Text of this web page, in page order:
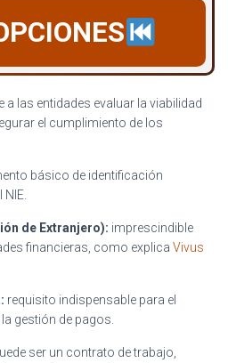
las entidades evaluar la viabilidad
el cumplimiento de los
básico de identificación
de Extranjero): imprescindible
financieras, como explica Vivus
requisito indispensable para el
gestión de pagos.
ser un contrato de trabajo,